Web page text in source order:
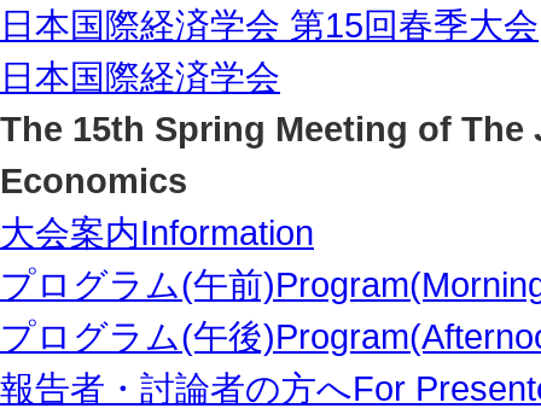
日本国際経済学会 第15回春季大会
日本国際経済学会
The 15th Spring Meeting of
Economics
大会案内Information
プログラム(午前)
プログラム(午後)
報告者・討論者の方へFor